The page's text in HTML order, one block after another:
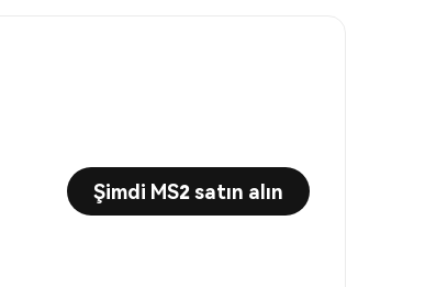
Şimdi MS2 satın alın